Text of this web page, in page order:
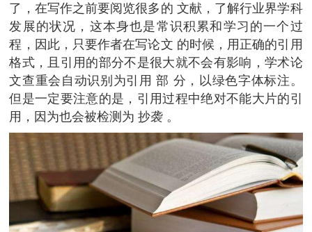
了，在写作之前要阅览很多的 文献，了解行业界学科
发展的状况，这本身也是常识积累和学习的一个过
程，因此，只要作者在写论文 的时候，用正确的引用
格式，且引用的部分不是很大就不会有影响，学术论
文查重会自动识别为引用 部 分，以绿色字体标注。
但是一定要注意的是，引用过程中绝对不能大片的引
用，因为也会被检测为 抄袭 。